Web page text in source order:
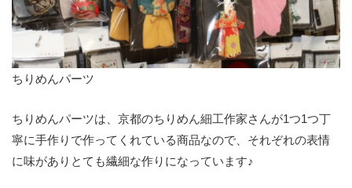
ちりめんパーツ
ちりめんパーツは、京都のちりめん細工作家さんが1つ1つ丁
寧に手作りで作ってくれている商品なので、それぞれの表情
に味がありとても繊細な作りになっています♪